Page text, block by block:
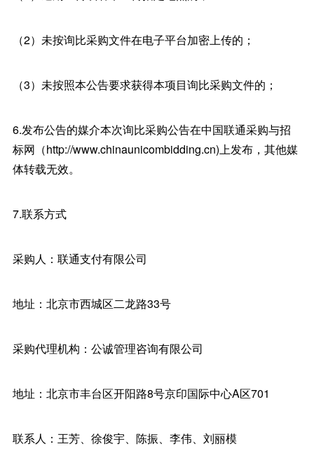
（2）未按询比采购文件在电子平台加密上传的；
（3）未按照本公告要求获得本项目询比采购文件的；
6.发布公告的媒介本次询比采购公告在中国联通采购与招
标网（http://www.chinaunicombidding.cn)上发布，其他媒
体转载无效。
7.联系方式
采购人：联通支付有限公司
地址：北京市西城区二龙路33号
采购代理机构：公诚管理咨询有限公司
地址：北京市丰台区开阳路8号京印国际中心A区701
联系人：王芳、徐俊宇、陈振、李伟、刘丽模